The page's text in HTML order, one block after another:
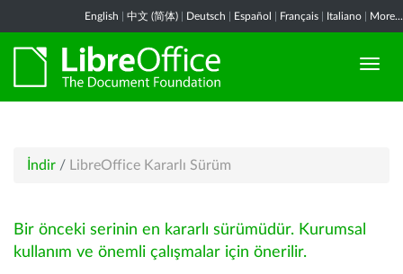
English 中文 (简体) Deutsch Español Français Italiano More...
İndir / LibreOffice Kararlı Sürüm
Bir önceki serinin en kararlı sürümüdür. Kurumsal
kullanım ve önemli çalışmalar için önerilir.